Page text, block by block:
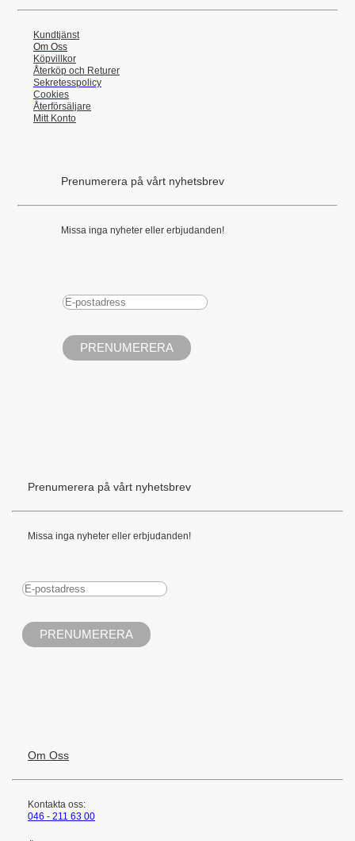
Kundtjänst
Om Oss
Köpvillkor
Återköp och Returer
Sekretesspolicy
Cookies
Återförsäljare
Mitt Konto
Prenumerera på vårt nyhetsbrev
Missa inga nyheter eller erbjudanden!
Prenumerera på vårt nyhetsbrev
Missa inga nyheter eller erbjudanden!
Om Oss
Kontakta oss:
046 - 211 63 00